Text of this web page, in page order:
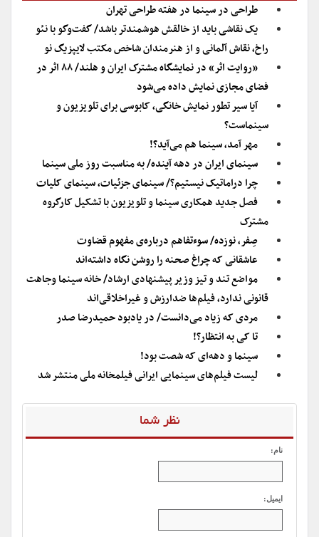
طراحی در سینما در هفته طراحی تهران
یک نقاشی باید از خالقش هوشمندتر باشد/ گفت‌وگو با نئو
راخ، نقاش آلمانی و از هنرمندان شاخص مکتب لایپزیگ نو
«روایت اثر» در نمایشگاه مشترک ایران و هلند/ ۸۸ اثر در
فضای مجازی نمایش داده می‌شود
آیا سیر تطور نمایش خانگی، کابوسی برای تلویزیون و
سینماست؟
مهر آمد، سینما هم می‌آید؟!
سینمای ایران در دهه آینده/ به مناسبت روز ملی سینما
چرا دراماتیک نیستیم؟/ سینمای جزئیات، سینمای کلیات
فصل جدید همکاری سینما و تلویزیون با تشکیل کارگروه
مشترک
صِفر، نوزده/ سوءتفاهم درباره‌ی مفهوم قضاوت
عاشقانی که چراغ صحنه را روشن نگاه داشته‌اند
مواضع تند و تیز وزیر پیشنهادی ارشاد/ خانه سینما وجاهت
قانونی ندارد، فیلم‌ها ضدارزش و غیراخلاقی‌اند
مردی که زیاد می‌دانست/ در یادبود حمیدرضا صدر
تا کی به انتظار؟!
سینما و‌ دهه‌ای که شصت بود!
لیست فیلم‌های سینمایی ایرانی فیلمخانه ملی منتشر شد
نظر شما
نام:
ایمیل: